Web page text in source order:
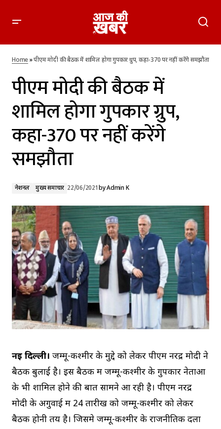
समझौता
Home»पीएम मोदी की बैठक में शामिल होगा गुपकार ग्रुप, कहा-370 पर नहीं करेंगे समझौता
पीएम मोदी की बैठक में
शामिल होगा गुपकार ग्रुप,
कहा-370 पर नहीं करेंगे
समझौता
नेशनल मुख्य समाचार 22/06/2021byAdmin K
नई दिल्ली। जम्मू-कश्मीर के मुद्दे को लेकर पीएम नरेंद्र मोदी ने
बैठक बुलाई है। इस बैठक में जम्मू-कश्मीर के गुपकार नेताओं
के भी शामिल होने की बात सामने आ रही है। पीएम नरेंद्र
मोदी के अगुवाई में 24 तारीख को जम्मू-कश्मीर को लेकर
बैठक होनी तय है। जिसमे जम्मू-कश्मीर के राजनीतिक दलों